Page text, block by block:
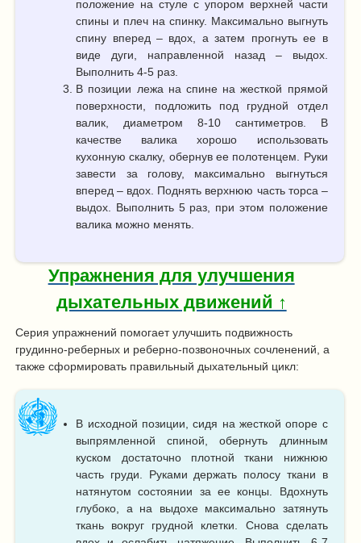
положение на стуле с упором верхней части
спины и плеч на спинку. Максимально выгнуть
спину вперед – вдох, а затем прогнуть ее в
виде дуги, направленной назад – выдох.
Выполнить 4-5 раз.
В позиции лежа на спине на жесткой прямой
поверхности, подложить под грудной отдел
валик, диаметром 8-10 сантиметров. В
качестве валика хорошо использовать
кухонную скалку, обернув ее полотенцем. Руки
завести за голову, максимально выгнуться
вперед – вдох. Поднять верхнюю часть торса –
выдох. Выполнить 5 раз, при этом положение
валика можно менять.
Упражнения для улучшения
дыхательных движений ↑
Серия упражнений помогает улучшить подвижность
грудинно-реберных и реберно-позвоночных сочленений, а
также сформировать правильный дыхательный цикл:
В исходной позиции, сидя на жесткой опоре с
выпрямленной спиной, обернуть длинным
куском достаточно плотной ткани нижнюю
часть груди. Руками держать полосу ткани в
натянутом состоянии за ее концы. Вдохнуть
глубоко, а на выдохе максимально затянуть
ткань вокруг грудной клетки. Снова сделать